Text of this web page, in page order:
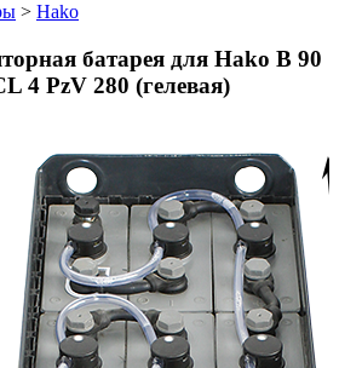
> Hako
батарея для Hako B 90
4 PzV 280 (гелевая)